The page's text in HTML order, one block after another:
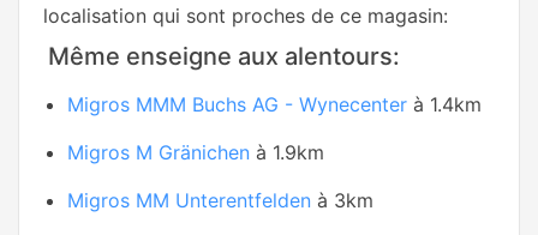
localisation qui sont proches de ce magasin:
Même enseigne aux alentours:
Migros MMM Buchs AG - Wynecenter à 1.4km
Migros M Gränichen à 1.9km
Migros MM Unterentfelden à 3km